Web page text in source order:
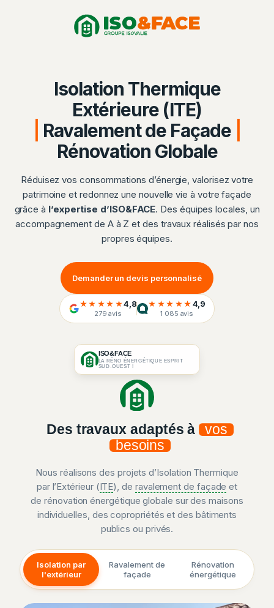
Isolation Thermique
Extérieure (ITE)
Ravalement de Façade
Rénovation Globale
Réduisez vos consommations d’énergie, valorisez votre
patrimoine et redonnez une nouvelle vie à votre façade
grâce à l’expertise d’ISO&FACE. Des équipes locales, un
accompagnement de A à Z et des travaux réalisés par nos
propres équipes.
Demander un devis personnalisé
★★★★★4,8
279 avis
★★★★★ 4,9
1 085 avis
ISO&FACE
LA RÉNO ÉNERGÉTIQUE ESPRIT
SUD-OUEST !
Des travaux adaptés à vos
besoins
Nous réalisons des projets d’Isolation Thermique
par l’Extérieur (ITE), de ravalement de façade et
de rénovation énergétique globale sur des maisons
individuelles, des copropriétés et des bâtiments
publics ou privés.
Isolation par
l'extérieur
Ravalement de
façade
Rénovation
énergétique